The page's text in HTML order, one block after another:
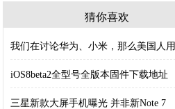
猜你喜欢
我们在讨论华为、小米，那么美国人
iOS8beta2全型号全版本固件下载地址
三星新款大屏手机曝光 并非新Note 7